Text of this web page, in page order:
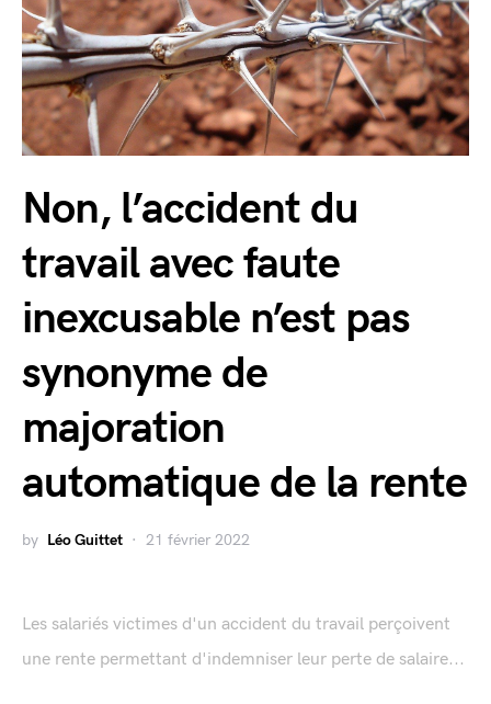
Non, l’accident du
travail avec faute
inexcusable n’est pas
synonyme de
majoration
automatique de la rente
by Léo Guittet 21 février 2022
Les salariés victimes d'un accident du travail perçoivent
une rente permettant d'indemniser leur perte de salaire...